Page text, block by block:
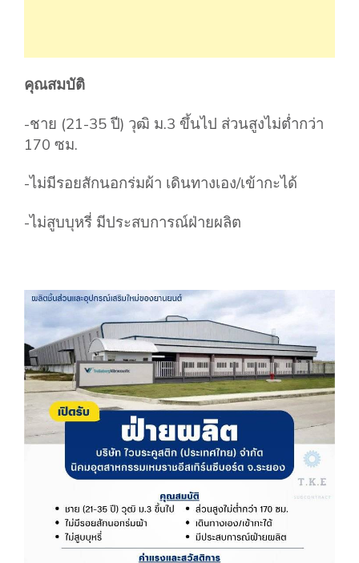
คุณสมบัติ
-ชาย (21-35 ปี) วุฒิ ม.3 ขึ้นไป ส่วนสูงไม่ต่ำกว่า
170 ซม.
-ไม่มีรอยสักนอกร่มผ้า เดินทางเอง/เข้ากะได้
-ไม่สูบบุหรี่ มีประสบการณ์ฝ่ายผลิต